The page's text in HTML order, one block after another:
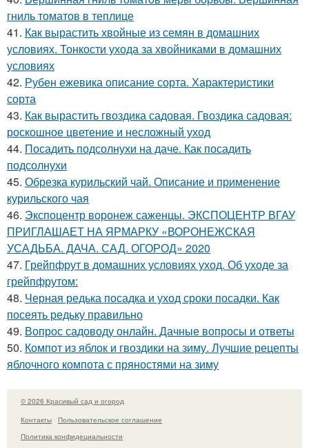
гниль томатов в теплице
41. Как вырастить хвойные из семян в домашних
условиях. Тонкости ухода за хвойниками в домашних
условиях
42. Рубен ежевика описание сорта. Характеристики
сорта
43. Как вырастить гвоздика садовая. Гвоздика садовая:
роскошное цветение и несложный уход
44. Посадить подсолнухи на даче. Как посадить
подсолнухи
45. Обрезка курильский чай. Описание и применение
курильского чая
46. Экспоцентр воронеж саженцы. ЭКСПОЦЕНТР ВГАУ
ПРИГЛАШАЕТ НА ЯРМАРКУ «ВОРОНЕЖСКАЯ
УСАДЬБА. ДАЧА. САД. ОГОРОД» 2020
47. Грейпфрут в домашних условиях уход. Об уходе за
грейпфрутом:
48. Черная редька посадка и уход сроки посадки. Как
посеять редьку правильно
49. Вопрос садоводу онлайн. Дачные вопросы и ответы
50. Компот из яблок и гвоздики на зиму. Лучшие рецепты
яблочного компота с пряностями на зиму
© 2026 Красивый сад и огород
Контакты
Пользовательское соглашение
Политика конфидециальности